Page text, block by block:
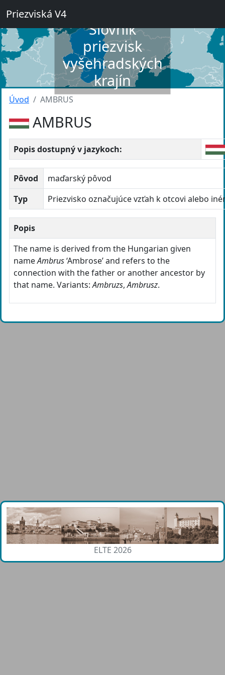
Priezviská V4
Slovník
priezvisk
vyšehradských
krajín
Úvod AMBRUS
AMBRUS
Popis dostupný v jazykoch:
Pôvod
maďarský pôvod
Typ
Priezvisko označujúce vzťah k otcovi alebo
Popis
The name is derived from the Hungarian given
nameAmbrus‘Ambrose’ and refers to the
connection with the father or another ancestor by
that name. Variants:Ambruzs,Ambrusz.
ELTE 2026